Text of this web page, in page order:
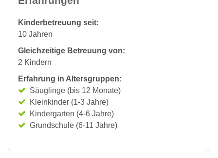
Kinderbetreuung seit:
10 Jahren
Gleichzeitige Betreuung von:
2 Kindern
Erfahrung in Altersgruppen:
Säuglinge (bis 12 Monate)
Kleinkinder (1-3 Jahre)
Kindergarten (4-6 Jahre)
Grundschule (6-11 Jahre)